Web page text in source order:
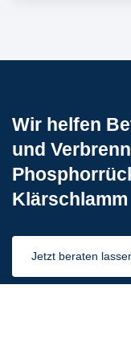
Wir helfen
und
Klärschlamm
Jetzt beraten